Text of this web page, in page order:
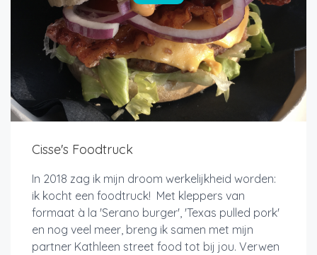
Cisse's Foodtruck
In 2018 zag ik mijn droom werkelijkheid worden:
ik kocht een foodtruck! Met kleppers van
formaat à la 'Serano burger', 'Texas pulled pork'
en nog veel meer, breng ik samen met mijn
partner Kathleen street food tot bij jou. Verwen